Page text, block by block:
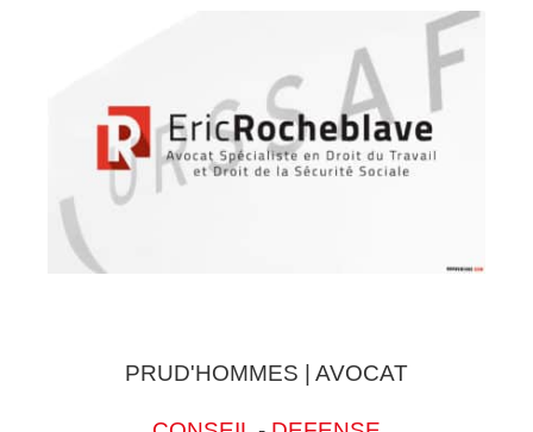
PRUD'HOMMES | AVOCAT